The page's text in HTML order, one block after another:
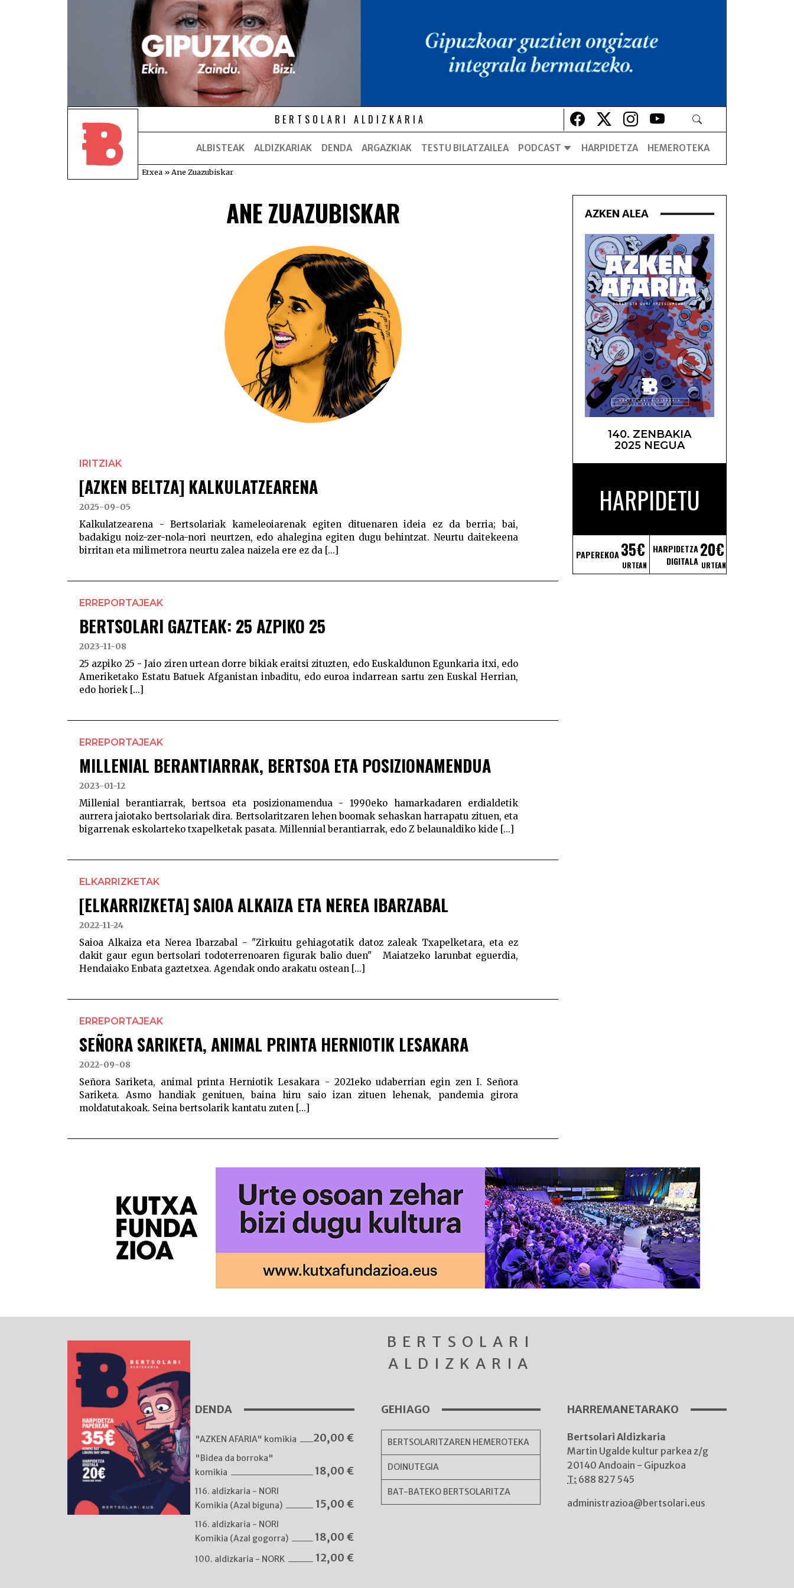
BERTSOLARI ALDIZKARIA Lehio berrian irekiko da
Lehio berrian irekiko da
Lehio berrian irekiko da
Lehio berrian irekiko da
ALBISTEAK ALDIZKARIAK DENDA ARGAZKIAK TESTU BILATZAILEA PODCAST HARPIDETZA HEMEROTEKA
Etxea » Ane Zuazubiskar
ANE ZUAZUBISKAR
IRITZIAK
[AZKEN BELTZA] KALKULATZEARENA
2025-09-05
Kalkulatzearena - Bertsolariak kameleoiarenak egiten dituenaren ideia ez da berria; bai,
badakigu noiz-zer-nola-nori neurtzen, edo ahalegina egiten dugu behintzat. Neurtu daitekeena
birritan eta milimetrora neurtu zalea naizela ere ez da [...]
ERREPORTAJEAK
BERTSOLARI GAZTEAK: 25 AZPIKO 25
2023-11-08
25 azpiko 25 - Jaio ziren urtean dorre bikiak eraitsi zituzten, edo Euskaldunon Egunkaria itxi, edo
Ameriketako Estatu Batuek Afganistan inbaditu, edo euroa indarrean sartu zen Euskal Herrian,
edo horiek [...]
ERREPORTAJEAK
MILLENIAL BERANTIARRAK, BERTSOA ETA POSIZIONAMENDUA
2023-01-12
Millenial berantiarrak, bertsoa eta posizionamendua - 1990eko hamarkadaren erdialdetik
aurrera jaiotako bertsolariak dira. Bertsolaritzaren lehen boomak sehaskan harrapatu zituen, eta
bigarrenak eskolarteko txapelketak pasata. Millennial berantiarrak, edo Z belaunaldiko kide [...]
ELKARRIZKETAK
[ELKARRIZKETA] SAIOA ALKAIZA ETA NEREA IBARZABAL
2022-11-24
Saioa Alkaiza eta Nerea Ibarzabal - "Zirkuitu gehiagotatik datoz zaleak Txapelketara, eta ez
dakit gaur egun bertsolari todoterrenoaren figurak balio duen" Maiatzeko larunbat eguerdia,
Hendaiako Enbata gaztetxea. Agendak ondo arakatu ostean [...]
ERREPORTAJEAK
SEÑORA SARIKETA, ANIMAL PRINTA HERNIOTIK LESAKARA
2022-09-08
Señora Sariketa, animal printa Herniotik Lesakara - 2021eko udaberrian egin zen I. Señora
Sariketa. Asmo handiak genituen, baina hiru saio izan zituen lehenak, pandemia girora
moldatutakoak. Seina bertsolarik kantatu zuten [...]
AZKEN ALEA
140. ZENBAKIA
2025 NEGUA
HARPIDETU
PAPEREKOA35€
URTEAN
HARPIDETZA
DIGITALA
20€
URTEAN
BERTSOLARI
ALDIZKARIA
DENDA
"AZKEN AFARIA" komikia 20,00 €
"Bidea da borroka"
komikia
18,00 €
116. aldizkaria - NORI
Komikia (Azal biguna)
15,00 €
116. aldizkaria - NORI
Komikia (Azal gogorra)
18,00 €
100. aldizkaria - NORK 12,00 €
GEHIAGO
BERTSOLARITZAREN HEMEROTEKA
DOINUTEGIA
BAT-BATEKO BERTSOLARITZA
HARREMANETARAKO
Bertsolari Aldizkaria
Martin Ugalde kultur parkea z/g
20140 Andoain - Gipuzkoa
T: 688 827 545
administrazioa@bertsolari.eus